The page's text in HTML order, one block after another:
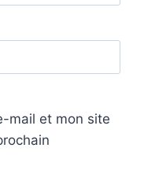
mail et mon site